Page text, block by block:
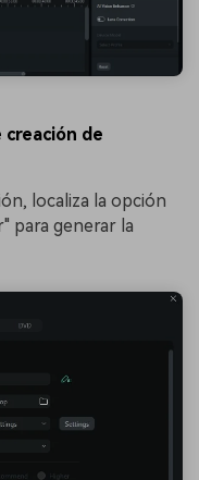
de
localiza la opción
para generar la